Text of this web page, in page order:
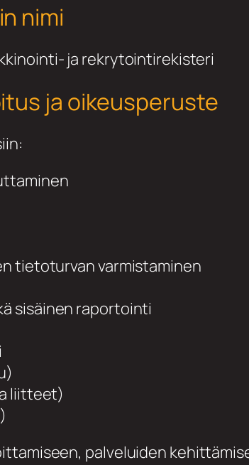
nimi
ja rekrytointirekisteri
ja oikeusperuste
tietoturvan varmistaminen
sisäinen raportointi
liitteet)
palveluiden